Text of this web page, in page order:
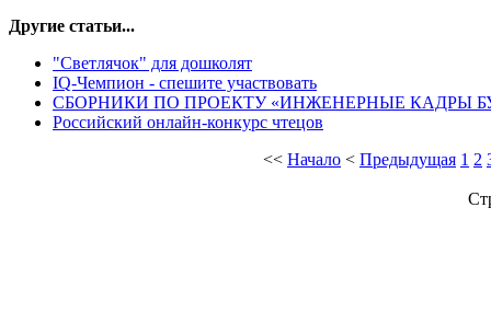
Другие статьи...
"Светлячок" для дошколят
IQ-Чемпион - спешите участвовать
СБОРНИКИ ПО ПРОЕКТУ «ИНЖЕНЕРНЫЕ КАДРЫ
Российский онлайн-конкурс чтецов
<< Начало < Предыдущая 1 2